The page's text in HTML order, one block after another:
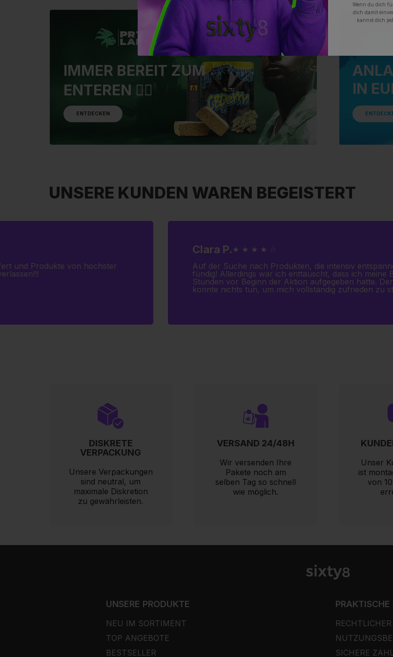
IMMER BEREIT ZUM
ENTEREN 🏴‍☠️
ENTDECKEN
IN
UNSERE KUNDEN WAREN BEGEISTERT
und Produkte von höchster
Clara P. ★ ★ ★ ★ ☆
Auf der Suche nach Produkten, die intensiv
fündig! Allerdings war ich enttäuscht, dass ich meine
Stunden vor Beginn der Aktion aufgegeben hatte.
konnte nichts tun, um mich vollständig zufrieden zu
DISKRETE
VERPACKUNG
Unsere Verpackungen
sind neutral, um
maximale Diskretion
zu gewährleisten.
VERSAND 24/48H
Wir versenden Ihre
Pakete noch am
selben Tag so schnell
wie möglich.
Unser
ist
von
UNSERE PRODUKTE
NEU IM SORTIMENT
TOP ANGEBOTE
BESTSELLER
SICHERE
Wenn du dich
dich damit
kannst dich